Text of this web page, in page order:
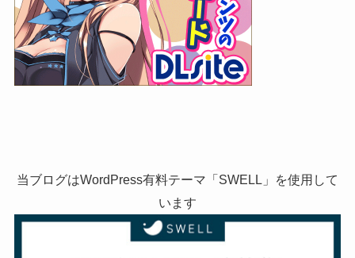
当ブログはWordPress有料テーマ「SWELL」を使用して
います